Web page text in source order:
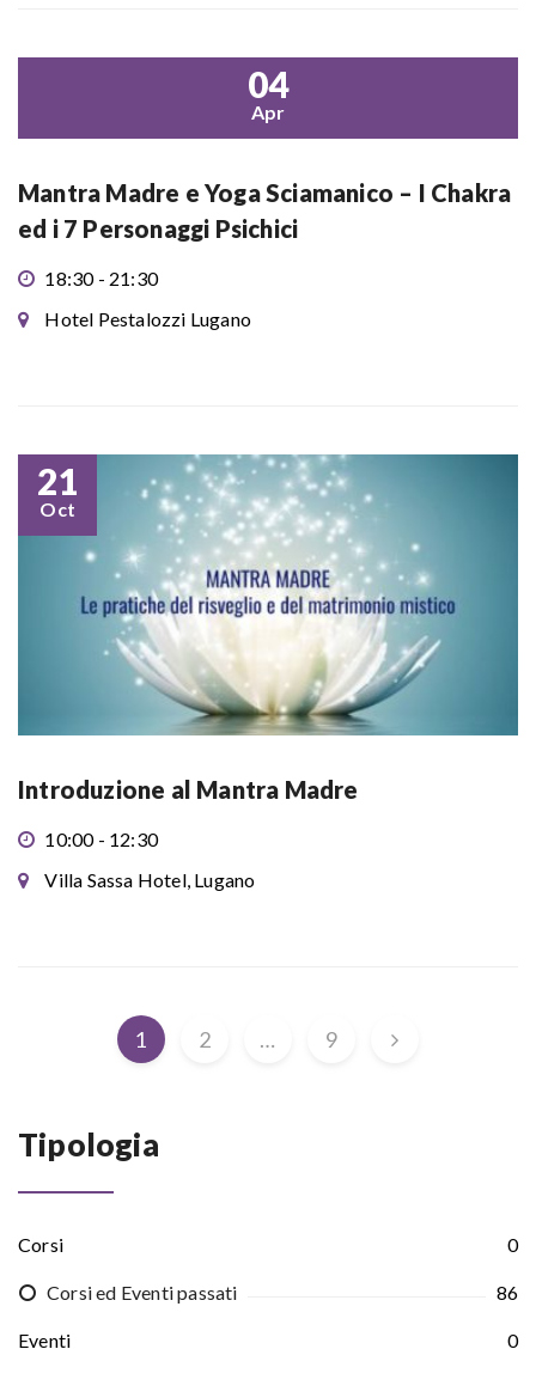
04
Apr
Mantra Madre e Yoga Sciamanico – I Chakra
ed i 7 Personaggi Psichici
18:30 - 21:30
Hotel Pestalozzi Lugano
21
Oct
Introduzione al Mantra Madre
10:00 - 12:30
Villa Sassa Hotel, Lugano
1 2 … 9
Tipologia
Corsi 0
Corsi ed Eventi passati 86
Eventi 0